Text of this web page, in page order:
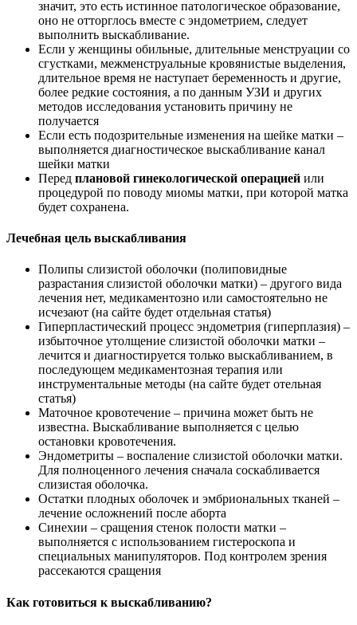
значит, это есть истинное патологическое образование,
оно не отторглось вместе с эндометрием, следует
выполнить выскабливание.
Если у женщины обильные, длительные менструации со
сгустками, межменструальные кровянистые выделения,
длительное время не наступает беременность и другие,
более редкие состояния, а по данным УЗИ и других
методов исследования установить причину не
получается
Если есть подозрительные изменения на шейке матки –
выполняется диагностическое выскабливание канал
шейки матки
Перед плановой гинекологической операцией или
процедурой по поводу миомы матки, при которой матка
будет сохранена.
Лечебная цель выскабливания
Полипы слизистой оболочки (полиповидные
разрастания слизистой оболочки матки) – другого вида
лечения нет, медикаментозно или самостоятельно не
исчезают (на сайте будет отдельная статья)
Гиперпластический процесс эндометрия (гиперплазия) –
избыточное утолщение слизистой оболочки матки –
лечится и диагностируется только выскабливанием, в
последующем медикаментозная терапия или
инструментальные методы (на сайте будет отельная
статья)
Маточное кровотечение – причина может быть не
известна. Выскабливание выполняется с целью
остановки кровотечения.
Эндометриты – воспаление слизистой оболочки матки.
Для полноценного лечения сначала соскабливается
слизистая оболочка.
Остатки плодных оболочек и эмбриональных тканей –
лечение осложнений после аборта
Синехии – сращения стенок полости матки –
выполняется с использованием гистероскопа и
специальных манипуляторов. Под контролем зрения
рассекаются сращения
Как готовиться к выскабливанию?